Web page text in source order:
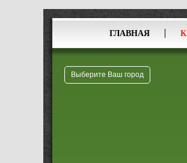
ГЛАВНАЯ
Выберите Ваш город